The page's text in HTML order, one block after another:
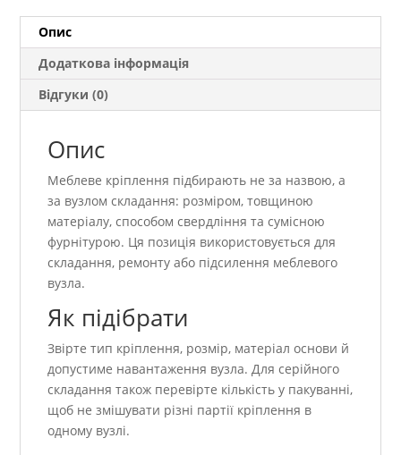
Опис
Додаткова інформація
Відгуки (0)
Опис
Меблеве кріплення підбирають не за назвою, а
за вузлом складання: розміром, товщиною
матеріалу, способом свердління та сумісною
фурнітурою. Ця позиція використовується для
складання, ремонту або підсилення меблевого
вузла.
Як підібрати
Звірте тип кріплення, розмір, матеріал основи й
допустиме навантаження вузла. Для серійного
складання також перевірте кількість у пакуванні,
щоб не змішувати різні партії кріплення в
одному вузлі.